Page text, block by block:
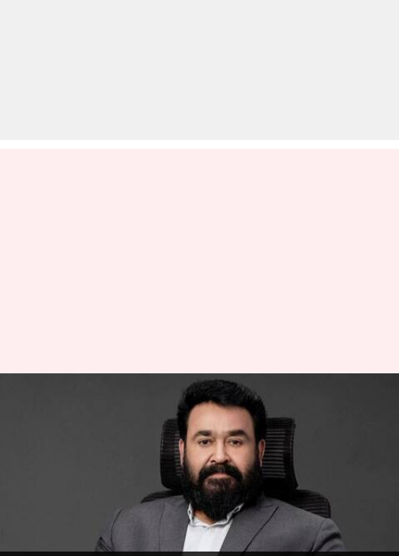
Mohanlal: మలయాళ పరిశ్రమ
అమ్మలాంటిది.. దయచేసి నాశనం
చేయకండి : మోహన్ లాల్
Aug 31, 2024 04:44 pm
ఈ వార్తాకథనం ఏంటి